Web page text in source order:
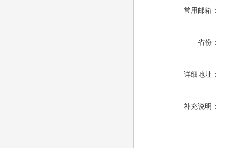
常用邮箱：
省份：
详细地址：
补充说明：